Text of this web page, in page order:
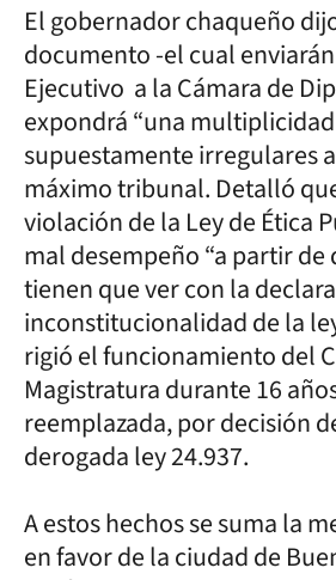
El gobernador chaqueño
documento -el cual
Ejecutivo a la Cámara de
expondrá “una
supuestamente irregulares
máximo tribunal. Detalló
violación de la Ley de Ética
mal desempeño “a partir de
tienen que ver con la
inconstitucionalidad de la
rigió el funcionamiento del
Magistratura durante 16
reemplazada, por decisión
derogada ley 24.937.
A estos hechos se suma la
en favor de la ciudad de